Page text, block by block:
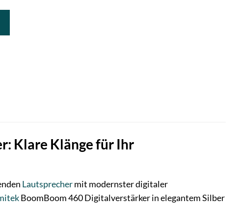
Klare Klänge für Ihr
Lautsprechermit modernster digitaler
BoomBoom 460 Digitalverstärker in elegantem Silber